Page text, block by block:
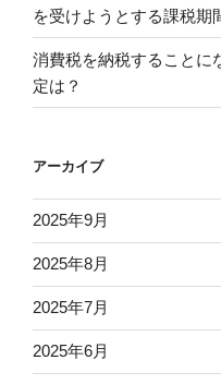
を受けようとする課税期
消費税を納税することに
定は？
アーカイブ
2025年9月
2025年8月
2025年7月
2025年6月